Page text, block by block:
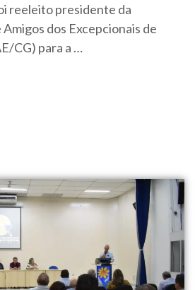
reeleito presidente da
dos Excepcionais de
CG) para a …